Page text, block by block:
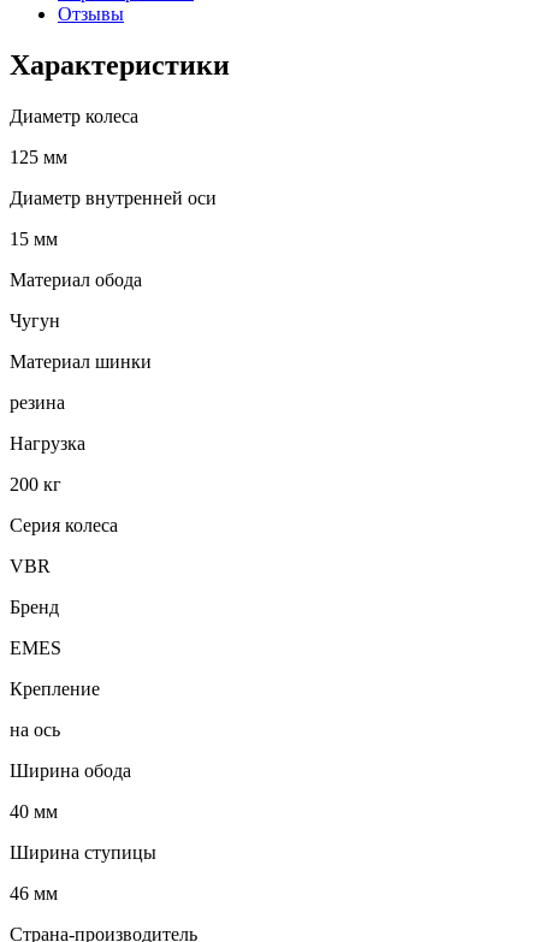
Отзывы
Характеристики
Диаметр колеса
125 мм
Диаметр внутренней оси
15 мм
Материал обода
Чугун
Материал шинки
резина
Нагрузка
200 кг
Серия колеса
VBR
Бренд
EMES
Крепление
на ось
Ширина обода
40 мм
Ширина ступицы
46 мм
Страна-производитель